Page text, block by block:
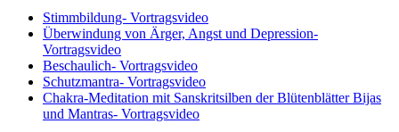
Stimmbildung- Vortragsvideo
Überwindung von Ärger, Angst und Depression-
Vortragsvideo
Beschaulich- Vortragsvideo
Schutzmantra- Vortragsvideo
Chakra-Meditation mit Sanskritsilben der Blütenblätter Bijas
und Mantras- Vortragsvideo